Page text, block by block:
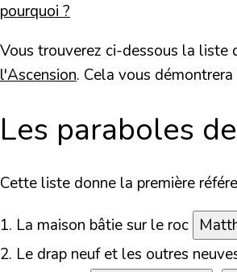
pourquoi ?
Vous trouverez ci-dessous la liste
l'Ascension. Cela vous
Les paraboles
Cette liste donne la première
1. La maison bâtie sur le roc
2. Le drap neuf et les outres